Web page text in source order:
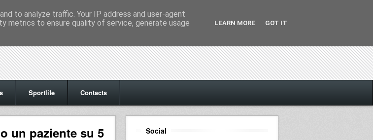
Sportlife Contacts
un paziente su 5
Social
to analyze traffic. Your IP address and user-agent
metrics to ensure quality of service, generate usage
LEARN MORE GOT IT